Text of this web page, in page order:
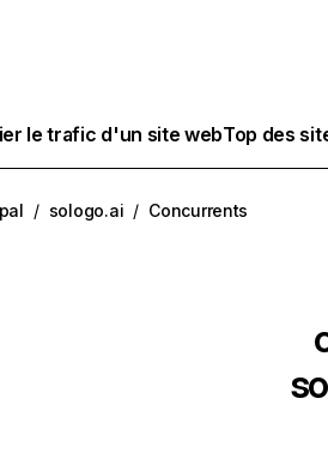
le trafic d'un site webTop des
/ sologo.ai / Concurrents